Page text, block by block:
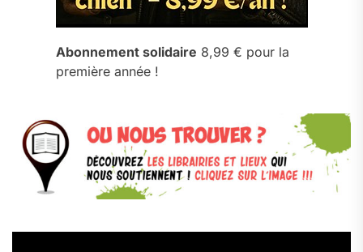
Abonnement solidaire 8,99 € pour la
première année !